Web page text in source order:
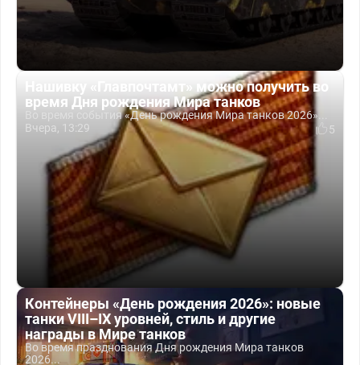
Нашивку «Главпочтамт» можно получить во
время Дня рождения Мира танков
Во время события «День рождения Мира танков 2026»...
Вчера, 13:29
5
Контейнеры «День рождения 2026»: новые
танки VIII–IX уровней, стиль и другие
награды в Мире танков
Во время празднования Дня рождения Мира танков
2026...